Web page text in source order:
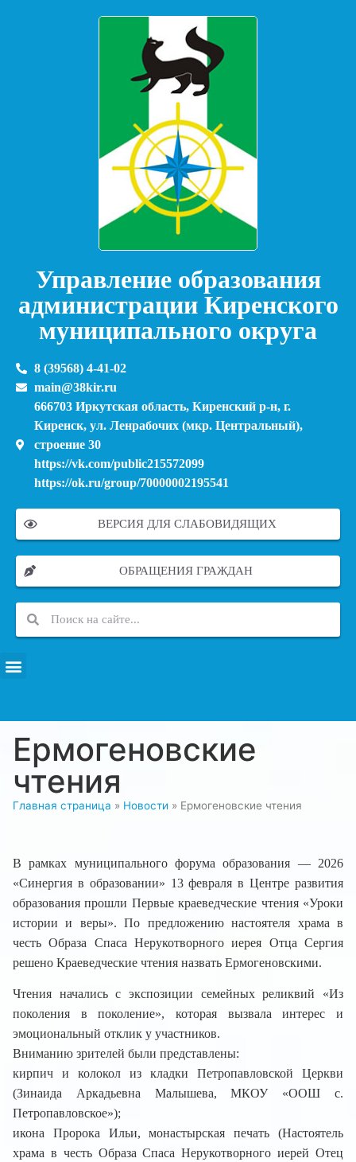
Управление образования
администрации Киренского
муниципального округа
8 (39568) 4-41-02
main@38kir.ru
666703 Иркутская область, Киренский р-н, г.
Киренск, ул. Ленрабочих (мкр. Центральный),
строение 30
https://vk.com/public215572099
https://ok.ru/group/70000002195541
ВЕРСИЯ ДЛЯ СЛАБОВИДЯЩИХ
ОБРАЩЕНИЯ ГРАЖДАН
Ермогеновские
чтения
Главная страница » Новости » Ермогеновские чтения
В рамках муниципального форума образования — 2026
«Синергия в образовании» 13 февраля в Центре развития
образования прошли Первые краеведческие чтения «Уроки
истории и веры». По предложению настоятеля храма в
честь Образа Спаса Нерукотворного иерея Отца Сергия
решено Краеведческие чтения назвать Ермогеновскими.
​Чтения начались с экспозиции семейных реликвий «Из
поколения в поколение», которая вызвала интерес и
эмоциональный отклик у участников.
Вниманию зрителей были представлены:
кирпич и колокол из кладки Петропавловской Церкви
(Зинаида Аркадьевна Малышева, МКОУ «ООШ с.
Петропавловское»);
икона Пророка Ильи, монастырская печать (Настоятель
храма в честь Образа Спаса Нерукотворного иерей Отец